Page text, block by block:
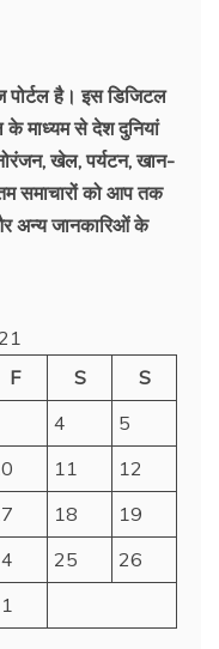
पोर्टल है। इस डिजिटल
माध्यम से देश दुनियां
खेल, पर्यटन, खान-
समाचारों को आप तक
अन्य जानकारिओं के
F S
S
4
5
11
12
18
19
25
26